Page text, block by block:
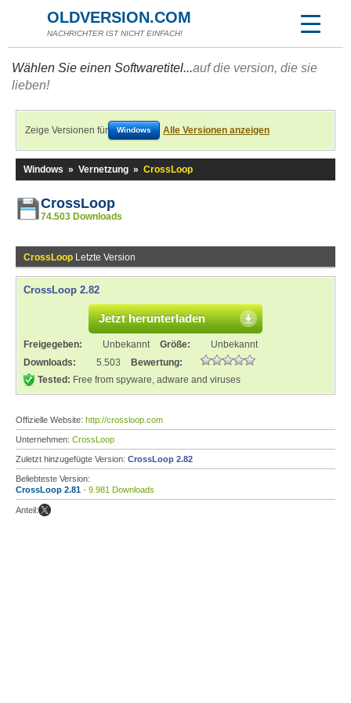
OLDVERSION.COM
NACHRICHTER IST NICHT EINFACH!
Wählen Sie einen Softwaretitel...auf die version, die sie
lieben!
Zeige Versionen für Windows Alle Versionen anzeigen
Windows » Vernetzung » CrossLoop
CrossLoop
74.503 Downloads
CrossLoop Letzte Version
CrossLoop 2.82
Jetzt herunterladen
Freigegeben: Unbekannt Größe:
Unbekannt
Downloads:
5.503
Bewertung:
Tested: Free from spyware, adware and viruses
Offizielle Website: http://crossloop.com
Unternehmen: CrossLoop
Zuletzt hinzugefügte Version: CrossLoop 2.82
Beliebteste Version:
CrossLoop 2.81 - 9.981 Downloads
Anteil: